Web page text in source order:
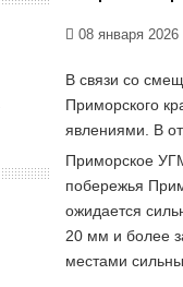
08 января 2026
В связи со
Приморского
явлениями. В
Приморское
побережья
ожидается
20 мм и более
местами